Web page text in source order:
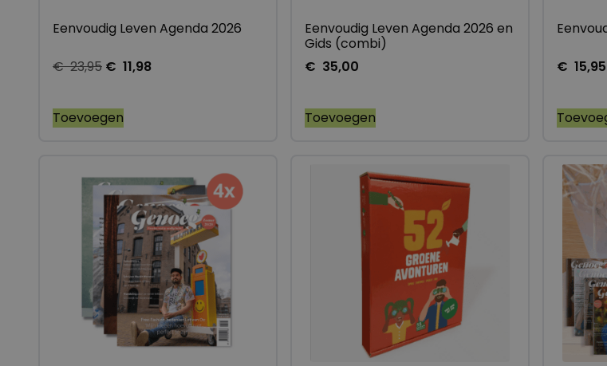
Eenvoudig Leven Agenda 2026
€23,95 € 11,98
Toevoegen
Eenvoudig Leven Agenda 2026 en
Gids (combi)
€ 35,00
Toevoegen
€ 15,95